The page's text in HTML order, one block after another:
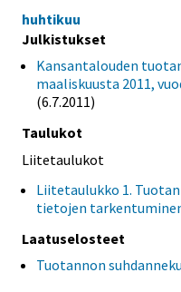
huhtikuu
Julkistukset
Kansantalouden
maaliskuusta 2011,
(6.7.2011)
Taulukot
Liitetaulukot
Liitetaulukko 1.
tietojen
Laatuselosteet
Tuotannon